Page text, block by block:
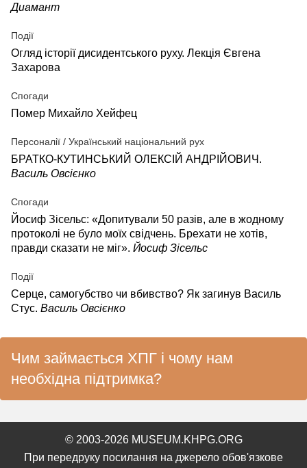
Диамант
Події
Огляд історії дисидентського руху. Лекція Євгена
Захарова
Спогади
Помер Михайло Хейфец
Персоналії / Український національний рух
БРАТКО-КУТИНСЬКИЙ ОЛЕКСІЙ АНДРІЙОВИЧ.
Василь Овсієнко
Спогади
Йосиф Зісельс: «Допитували 50 разів, але в жодному
протоколі не було моїх свідчень. Брехати не хотів,
правди сказати не міг». Йосиф Зісельс
Події
Серце, самогубство чи вбивство? Як загинув Василь
Стус. Василь Овсієнко
Чим займається ХПГ і чому нам
необхідна підтримка?
© 2003-2026 MUSEUM.KHPG.ORG
При передруку посилання на джерело обов'язкове